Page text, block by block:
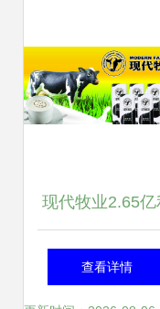
现代牧业2.65亿
润蒸发 奶业寒冬
查看详情